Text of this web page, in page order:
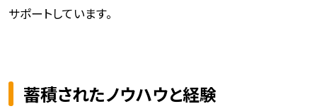
サポートしています。
蓄積されたノウハウと経験